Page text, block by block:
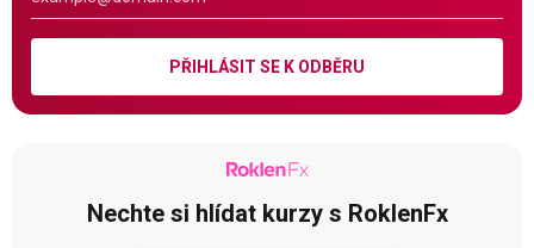
PŘIHLÁSIT SE K ODBĚRU
Nechte si hlídat kurzy s RoklenFx